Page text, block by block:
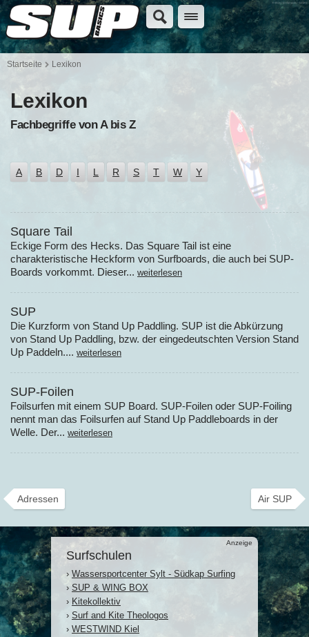
Startseite Lexikon
Lexikon
Fachbegriffe von A bis Z
A B D I L R S T W Y
Square Tail
Eckige Form des Hecks. Das Square Tail ist eine
charakteristische Heckform von Surfboards, die auch bei SUP-
Boards vorkommt. Dieser... weiterlesen
SUP
Die Kurzform von Stand Up Paddling. SUP ist die Abkürzung
von Stand Up Paddling, bzw. der eingedeutschten Version Stand
Up Paddeln.... weiterlesen
SUP-Foilen
Foilsurfen mit einem SUP Board. SUP-Foilen oder SUP-Foiling
nennt man das Foilsurfen auf Stand Up Paddleboards in der
Welle. Der... weiterlesen
Adressen Air SUP
Anzeige
Surfschulen
› Wassersportcenter Sylt - Südkap Surfing
› SUP & WING BOX
› Kitekollektiv
› Surf and Kite Theologos
› WESTWIND Kiel